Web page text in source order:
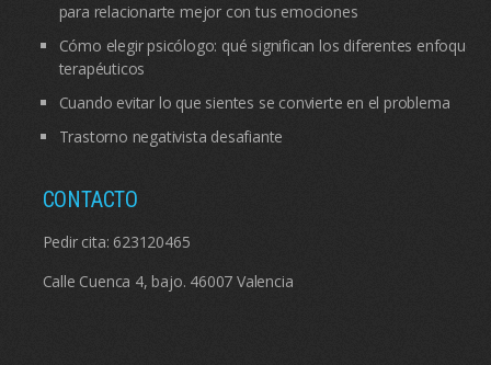
para relacionarte mejor con tus emociones
Cómo elegir psicólogo: qué significan los diferentes enfoques
terapéuticos
Cuando evitar lo que sientes se convierte en el problema
Trastorno negativista desafiante
CONTACTO
Pedir cita: 623120465
Calle Cuenca 4, bajo. 46007 Valencia